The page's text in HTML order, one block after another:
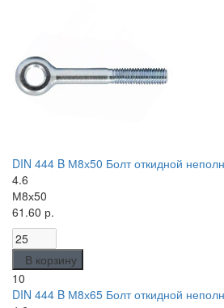
DIN 444 B М8х50 Болт откидной
4.6
М8х50
61.60 р.
В корзину
10
DIN 444 B М8х65 Болт откидной